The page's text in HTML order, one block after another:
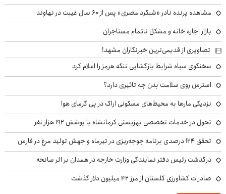
مشاهده پرنده نادر «شبگرد مصری» پس از ۶۰ سال غیبت در نهاوند
بازار اجاره خانه و مشکل ناتمام مستاجران
تصاویری از قدیمی‌ترین خبرنگاران مشهد!
سخنگوی سپاه شرایط بازگشایی تنگه هرمز را اعلام کرد
استرس روی سلامت بدن چه تاثیری دارد؟
نزدیکی مارها به محیط‌های مسکونی اراک در پی گرمای هوا
تحول در خدمات تخصصی بهزیستی کرمانشاه با پوشش ۱۹۲ هزار نفر
تحقق ۱۲۴ درصدی برنامه جوجه‌ریزی در تیرماه و جهش تولید مرغ در فارس
درگذشت رئیس دفتر نمایندگی وزارت خارجه در همدان بر اثر سانحه
صادرات کشاورزی گلستان از مرز ۴۲ میلیون دلار گذشت